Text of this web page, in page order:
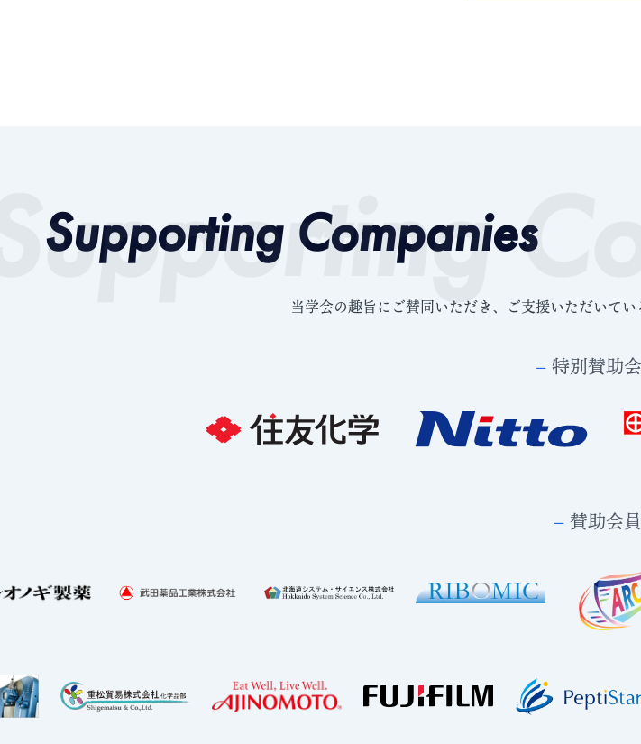
Supporting Companies
当学会の趣旨にご賛同いただき、ご支援いただいてい
− 特別賛助
− 賛助会員